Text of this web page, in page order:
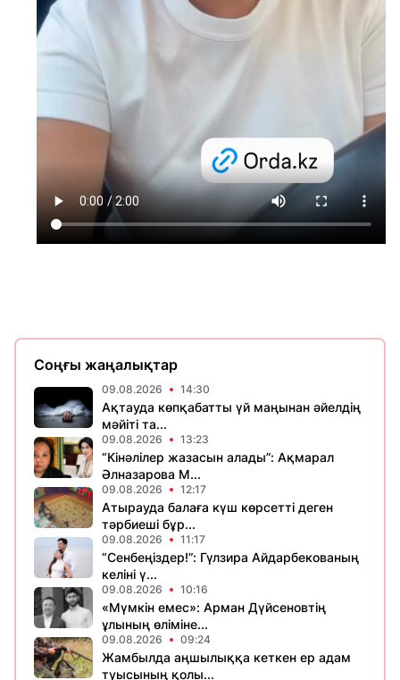
Соңғы жаңалықтар
09.08.2026 14:30
Ақтауда көпқабатты үй маңынан әйелдің
мәйіті та...
09.08.2026 13:23
“Кінәлілер жазасын алады”: Ақмарал
Әлназарова М...
09.08.2026 12:17
Атырауда балаға күш көрсетті деген
тәрбиеші бұр...
09.08.2026 11:17
“Сенбеңіздер!”: Гүлзира Айдарбекованың
келіні ү...
09.08.2026 10:16
«Мүмкін емес»: Арман Дүйсеновтің
ұлының өліміне...
09.08.2026 09:24
Жамбылда аңшылыққа кеткен ер адам
туысының қолы...